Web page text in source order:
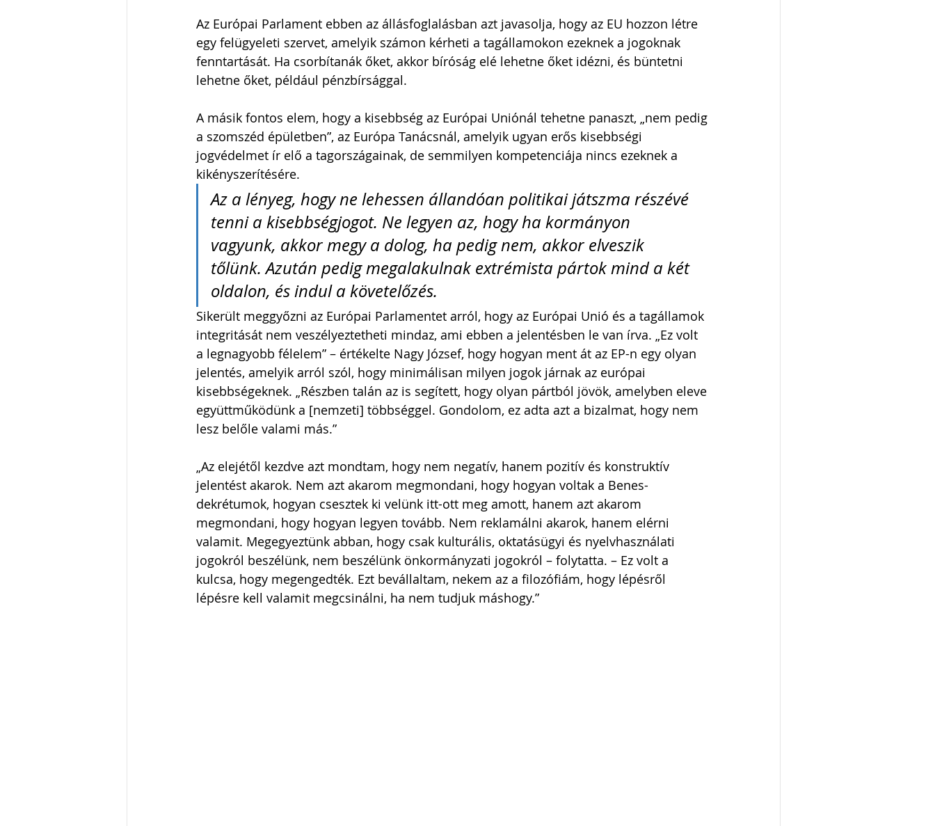
Az Európai Parlament ebben az állásfoglalásban azt javasolja, hogy az EU hozzon létre
egy felügyeleti szervet, amelyik számon kérheti a tagállamokon ezeknek a jogoknak
fenntartását. Ha csorbítanák őket, akkor bíróság elé lehetne őket idézni, és büntetni
lehetne őket, például pénzbírsággal.
A másik fontos elem, hogy a kisebbség az Európai Uniónál tehetne panaszt, „nem pedig
a szomszéd épületben”, az Európa Tanácsnál, amelyik ugyan erős kisebbségi
jogvédelmet ír elő a tagországainak, de semmilyen kompetenciája nincs ezeknek a
kikényszerítésére.
Az a lényeg, hogy ne lehessen állandóan politikai játszma részévé
tenni a kisebbségjogot. Ne legyen az, hogy ha kormányon
vagyunk, akkor megy a dolog, ha pedig nem, akkor elveszik
tőlünk. Azután pedig megalakulnak extrémista pártok mind a két
oldalon, és indul a követelőzés.
Sikerült meggyőzni az Európai Parlamentet arról, hogy az Európai Unió és a tagállamok
integritását nem veszélyeztetheti mindaz, ami ebben a jelentésben le van írva. „Ez volt
a legnagyobb félelem” – értékelte Nagy József, hogy hogyan ment át az EP-n egy olyan
jelentés, amelyik arról szól, hogy minimálisan milyen jogok járnak az európai
kisebbségeknek. „Részben talán az is segített, hogy olyan pártból jövök, amelyben eleve
együttműködünk a [nemzeti] többséggel. Gondolom, ez adta azt a bizalmat, hogy nem
lesz belőle valami más.”
„Az elejétől kezdve azt mondtam, hogy nem negatív, hanem pozitív és konstruktív
jelentést akarok. Nem azt akarom megmondani, hogy hogyan voltak a Benes-
dekrétumok, hogyan csesztek ki velünk itt-ott meg amott, hanem azt akarom
megmondani, hogy hogyan legyen tovább. Nem reklamálni akarok, hanem elérni
valamit. Megegyeztünk abban, hogy csak kulturális, oktatásügyi és nyelvhasználati
jogokról beszélünk, nem beszélünk önkormányzati jogokról – folytatta. – Ez volt a
kulcsa, hogy megengedték. Ezt bevállaltam, nekem az a filozófiám, hogy lépésről
lépésre kell valamit megcsinálni, ha nem tudjuk máshogy.”